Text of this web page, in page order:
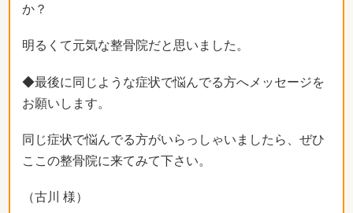
か？
明るくて元気な整骨院だと思いました。
◆最後に同じような症状で悩んでる方へメッセージを
お願いします。
同じ症状で悩んでる方がいらっしゃいましたら、ぜひ
ここの整骨院に来てみて下さい。
（古川 様）